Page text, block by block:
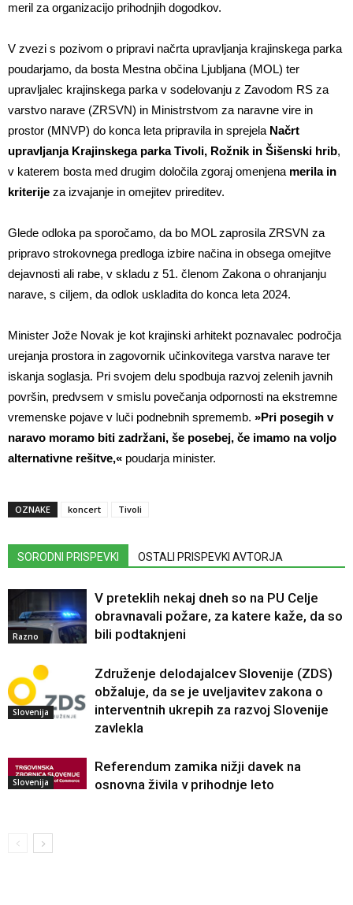
meril za organizacijo prihodnjih dogodkov.
V zvezi s pozivom o pripravi načrta upravljanja krajinskega parka
poudarjamo, da bosta Mestna občina Ljubljana (MOL) ter
upravljalec krajinskega parka v sodelovanju z Zavodom RS za
varstvo narave (ZRSVN) in Ministrstvom za naravne vire in
prostor (MNVP) do konca leta pripravila in sprejela Načrt
upravljanja Krajinskega parka Tivoli, Rožnik in Šišenski hrib,
v katerem bosta med drugim določila zgoraj omenjena merila in
kriterije za izvajanje in omejitev prireditev.
Glede odloka pa sporočamo, da bo MOL zaprosila ZRSVN za
pripravo strokovnega predloga izbire načina in obsega omejitve
dejavnosti ali rabe, v skladu z 51. členom Zakona o ohranjanju
narave, s ciljem, da odlok uskladita do konca leta 2024.
Minister Jože Novak je kot krajinski arhitekt poznavalec področja
urejanja prostora in zagovornik učinkovitega varstva narave ter
iskanja soglasja. Pri svojem delu spodbuja razvoj zelenih javnih
površin, predvsem v smislu povečanja odpornosti na ekstremne
vremenske pojave v luči podnebnih sprememb. »Pri posegih v
naravo moramo biti zadržani, še posebej, če imamo na voljo
alternativne rešitve,« poudarja minister.
OZNAKE koncert Tivoli
SORODNI PRISPEVKI OSTALI PRISPEVKI AVTORJA
Razno
V preteklih nekaj dneh so na PU Celje
obravnavali požare, za katere kaže, da so
bili podtaknjeni
Slovenija
Združenje delodajalcev Slovenije (ZDS)
obžaluje, da se je uveljavitev zakona o
interventnih ukrepih za razvoj Slovenije
zavlekla
Slovenija
Referendum zamika nižji davek na
osnovna živila v prihodnje leto